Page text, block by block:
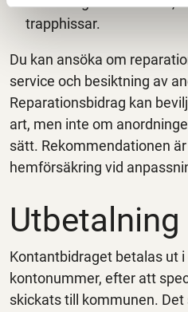
trapphissar.
Du kan ansöka om
service och besiktning av
Reparationsbidrag kan
art, men inte om
sätt. Rekommendationen
hemförsäkring vid
Kontantbidraget betalas ut
kontonummer, efter att
skickats till kommunen.